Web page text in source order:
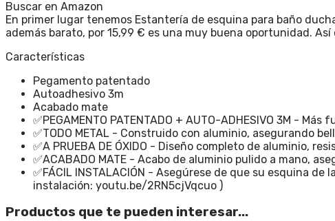
Buscar en Amazon
En primer lugar tenemos Estantería de esquina para baño
además barato, por 15,99 € es una muy buena oportunidad.
Características
Pegamento patentado
Autoadhesivo 3m
Acabado mate
✅PEGAMENTO PATENTADO + AUTO-ADHESIVO 3M -
✅TODO METAL - Construido con aluminio, asegurando
✅A PRUEBA DE ÓXIDO - Diseño completo de aluminio,
✅ACABADO MATE - Acabo de aluminio pulido a mano,
✅FÁCIL INSTALACIÓN - Asegúrese de que su esquina
instalación: youtu.be/2RN5cjVqcuo )
Productos que te pueden interesar...